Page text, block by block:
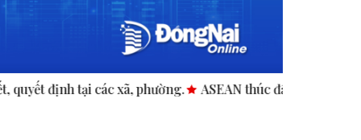
xã, phường. ASEAN thúc đẩy bình đẳng giới trong kinh